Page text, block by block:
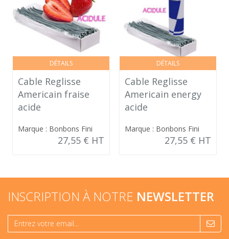
DÉTAILS
Cable Reglisse
Americain fraise
acide
Marque : Bonbons Fini
27,55 € HT
DÉTAILS
Cable Reglisse
Americain energy
acide
Marque : Bonbons Fini
27,55 € HT
INSCRIPTION À NOTRE NEWSLETTER